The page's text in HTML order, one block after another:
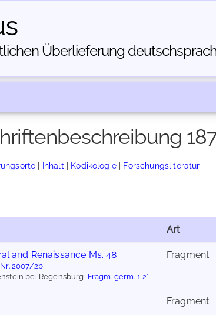
Über­lieferung
| Inhalt | Kodikologie| Forschungsliteratur
Art
and Renaissance Ms. 48
Nr. 2007/2b
bei Regensburg, Fragm. germ. 1 2°
Fragment
Fragment